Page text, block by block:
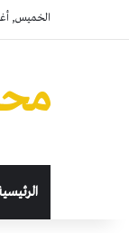
الخميس,